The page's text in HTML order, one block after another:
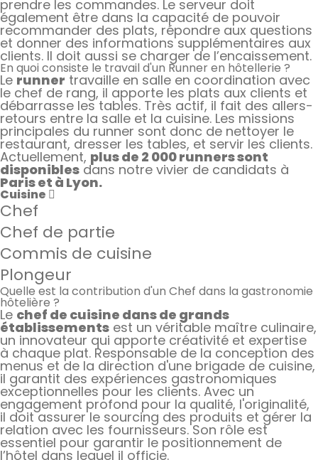
prendre les commandes. Le serveur doit
également être dans la capacité de pouvoir
recommander des plats, répondre aux questions
et donner des informations supplémentaires aux
clients. Il doit aussi se charger de l’encaissement.
En quoi consiste le travail d'un Runner en hôtellerie ?
Le runner travaille en salle en coordination avec
le chef de rang, il apporte les plats aux clients et
débarrasse les tables. Très actif, il fait des allers-
retours entre la salle et la cuisine. Les missions
principales du runner sont donc de nettoyer le
restaurant, dresser les tables, et servir les clients.
Actuellement, plus de 2 000 runners sont
disponibles dans notre vivier de candidats à
Paris et à Lyon.
Cuisine
Chef
Chef de partie
Commis de cuisine
Plongeur
Quelle est la contribution d'un Chef dans la gastronomie
hôtelière ?
Le chef de cuisine dans de grands
établissements est un véritable maître culinaire,
un innovateur qui apporte créativité et expertise
à chaque plat. Responsable de la conception des
menus et de la direction d'une brigade de cuisine,
il garantit des expériences gastronomiques
exceptionnelles pour les clients. Avec un
engagement profond pour la qualité, l'originalité,
il doit assurer le sourcing des produits et gérer la
relation avec les fournisseurs. Son rôle est
essentiel pour garantir le positionnement de
l’hôtel dans lequel il officie.